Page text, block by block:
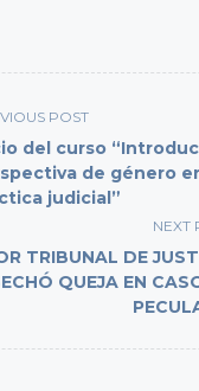
POST
del curso
de género
judicial”
NEXT
TRIBUNAL DE
QUEJA EN